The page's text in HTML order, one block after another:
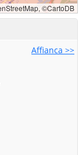
Affianca >>